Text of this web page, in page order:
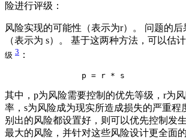
险进行评级：
风险实现的可能性（表示为r）。 问题的
（表示为 s）。 基于这两种方法，可以估
级 3 ：
                p = r * s
其中，p为风险需要控制的优先等级，r为
率，s为风险成为现实所造成损失的严重程
别出的风险都设置好，则可以优先控制发
最大的风险，并针对这些风险设计更全面